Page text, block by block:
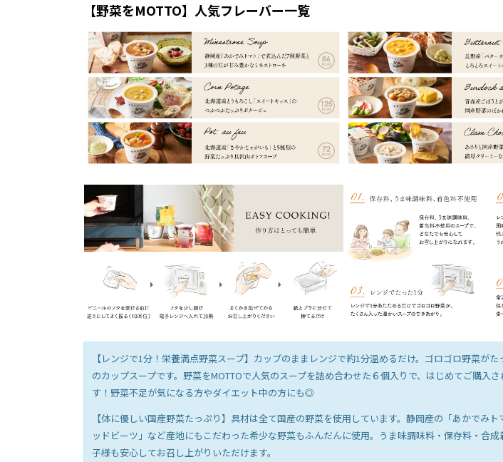
【野菜をMOTTO】人気フレーバー一覧
【レンジで1分！栄養満点野菜スープ】カップのままレンジで約1分温めるだけ。ゴロゴロ野菜が
のカップスープです。野菜をMOTTOで人気のスープを詰め合わせた６個入りで、はじめてご購入
す！野菜不足が気になる方やダイエット中の方にも◎
【体に優しい国産野菜たっぷり】具材は全て国産の野菜を使用しています。静岡産の「あかでみ
ッドビーツ」など産地にもこだわった希少な野菜もふんだんに使用。うま味調味料・保存料・合
子様も安心してお召し上がりいただけます。